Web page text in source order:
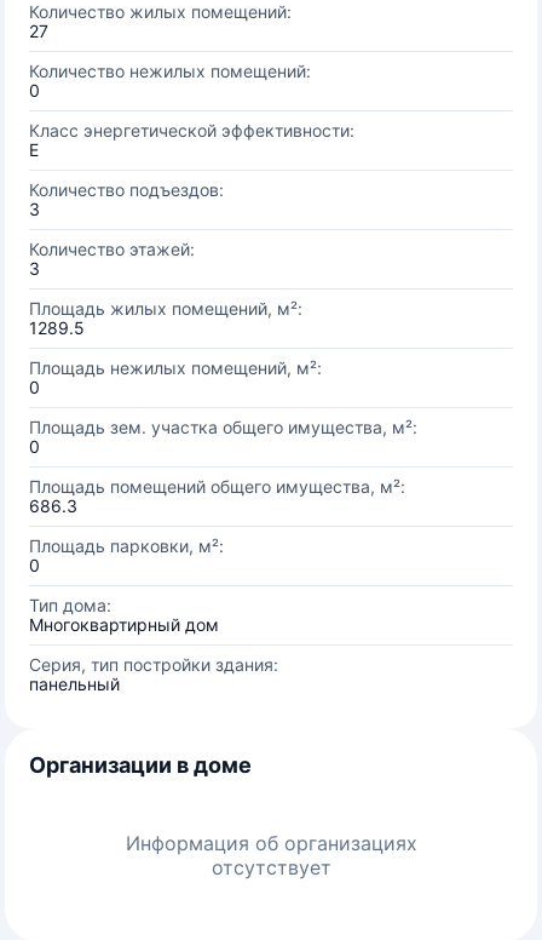
Количество жилых помещений:
27
Количество нежилых помещений:
0
Класс энергетической эффективности:
E
Количество подъездов:
3
Количество этажей:
3
Площадь жилых помещений, м²:
1289.5
Площадь нежилых помещений, м²:
0
Площадь зем. участка общего имущества, м²:
0
Площадь помещений общего имущества, м²:
686.3
Площадь парковки, м²:
0
Тип дома:
Многоквартирный дом
Серия, тип постройки здания:
панельный
Организации в доме
Информация об организациях
отсутствует